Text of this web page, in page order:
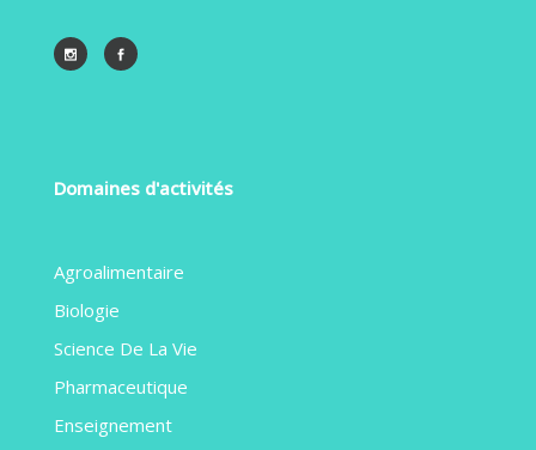
Domaines d'activités
Agroalimentaire
Biologie
Science De La Vie
Pharmaceutique
Enseignement